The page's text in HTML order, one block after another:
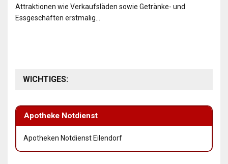
Attraktionen wie Verkaufsläden sowie Getränke- und
Essgeschäften erstmalig…
WICHTIGES:
Apotheke Notdienst
Apotheken Notdienst Eilendorf